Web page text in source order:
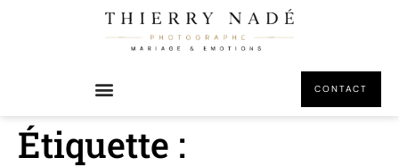
CONTACT
Étiquette :